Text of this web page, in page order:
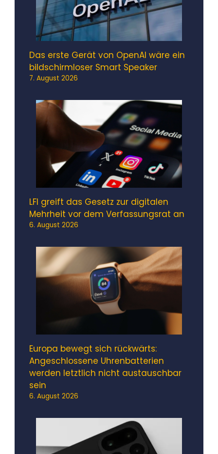
Das erste Gerät von OpenAI wäre ein
bildschirmloser Smart Speaker
7. August 2026
LFI greift das Gesetz zur digitalen
Mehrheit vor dem Verfassungsrat an
6. August 2026
Europa bewegt sich rückwärts:
Angeschlossene Uhrenbatterien
werden letztlich nicht austauschbar
sein
6. August 2026